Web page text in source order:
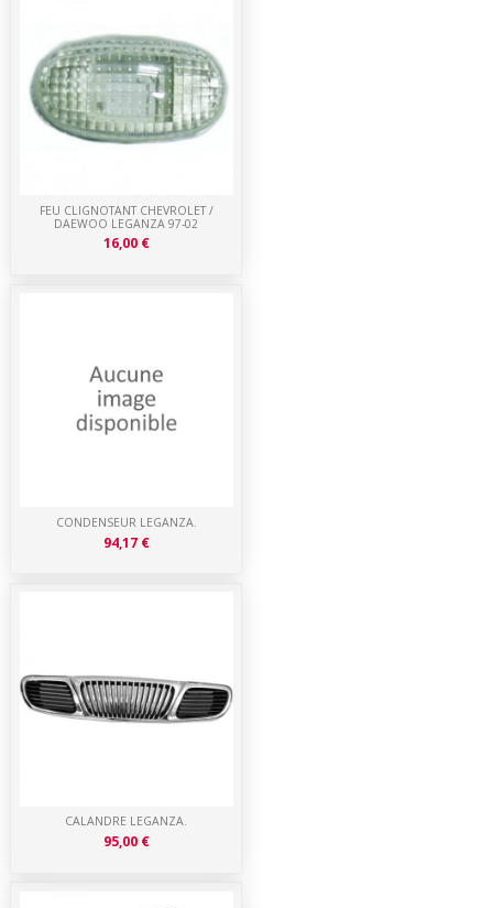
CALANDRE LEGANZA.
95,00 €
CONDENSEUR LEGANZA.
94,17 €
FEU CLIGNOTANT CHEVROLET /
DAEWOO LEGANZA 97-02
16,00 €